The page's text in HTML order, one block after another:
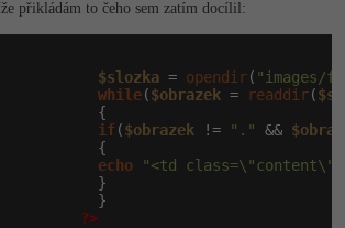
manažer
analytik
specialista
inteligence (AI)
přikládám to čeho sem zatím docílil:
$slozka = opendir( "images/
while($obrazek = readdir(
{
if ($obrazek != "." &&
{
echo
"<td
}
}
?>